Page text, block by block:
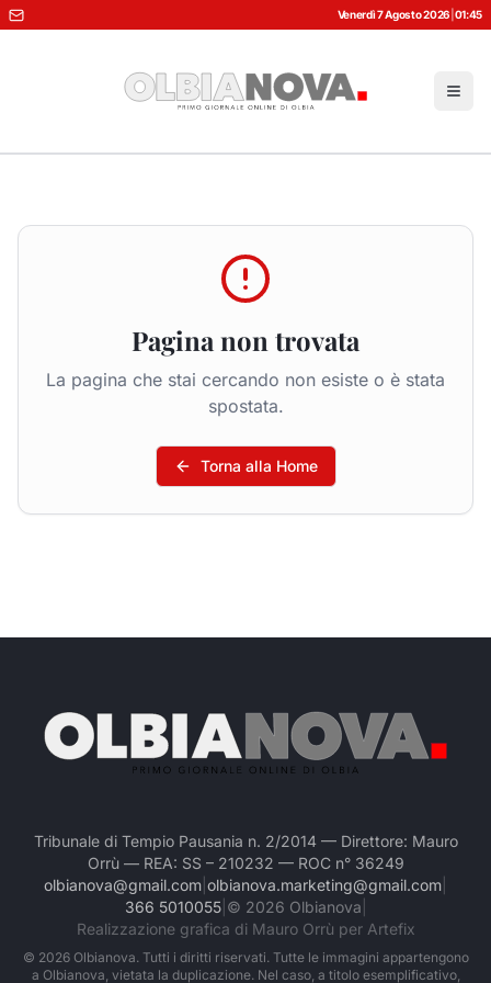
Venerdì 7 Agosto 2026 01:45
Pagina non trovata
La pagina che stai cercando non esiste o è stata
spostata.
Torna alla Home
Tribunale di Tempio Pausania n. 2/2014 — Direttore: Mauro
Orrù — REA: SS – 210232 — ROC n° 36249
olbianova@gmail.com olbianova.marketing@gmail.com
366 5010055| © 2026 Olbianova
Realizzazione grafica di Mauro Orrù per Artefix
© 2026Olbianova. Tutti i diritti riservati. Tutte le immagini appartengono
a Olbianova, vietata la duplicazione. Nel caso, a titolo esemplificativo,